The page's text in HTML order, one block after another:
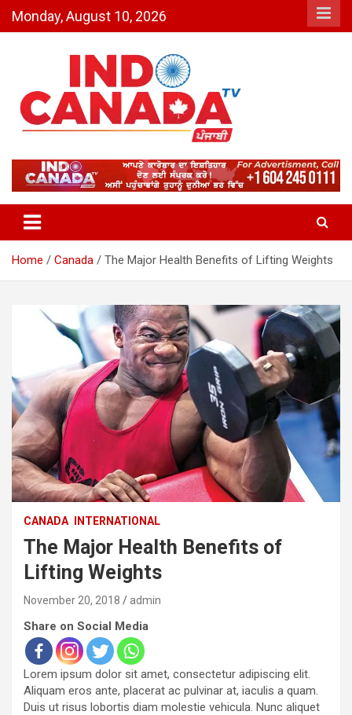
Monday, August 10, 2026
Indo Canada TV – The Most
Active India-Canada News
Channel
Home Canada The Major Health Benefits of Lifting Weights
CANADA INTERNATIONAL
The Major Health Benefits of
Lifting Weights
November 20, 2018 admin
Share on Social Media
Lorem ipsum dolor sit amet, consectetur adipiscing elit.
Aliquam eros ante, placerat ac pulvinar at, iaculis a quam.
Duis ut risus lobortis diam molestie vehicula. Nunc aliquet